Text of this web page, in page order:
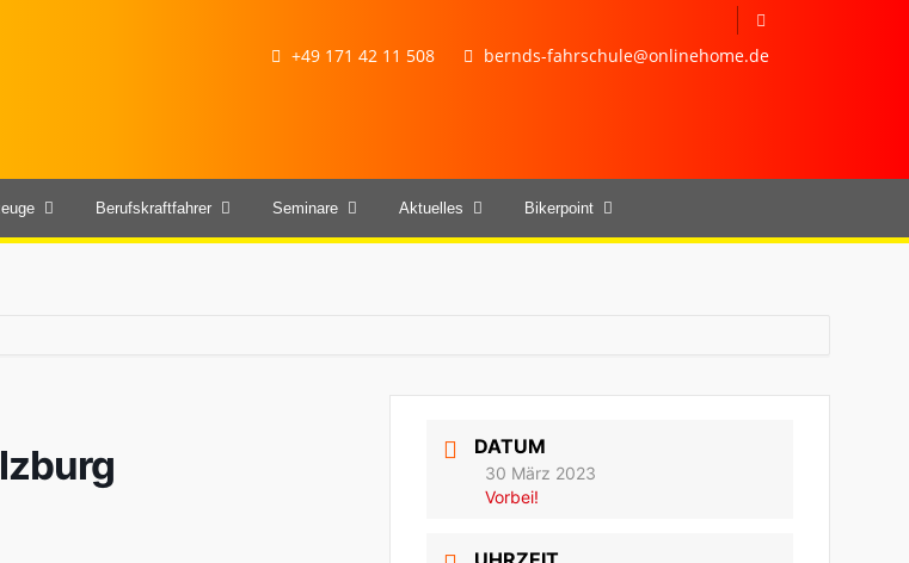
+49 171 42 11 508 bernds-fahrschule@onlinehome.de
Berufskraftfahrer Seminare Aktuelles Bikerpoint
DATUM
30 März 2023
Vorbei!